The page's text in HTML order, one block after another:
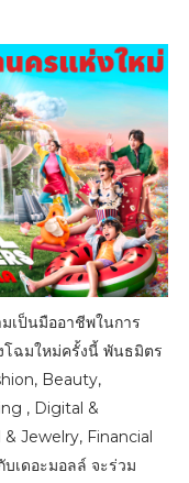
เป็นมืออาชีพในการ
ฉมใหม่ครั้งนี้ พันธมิตร
Beauty,
, Digital &
Jewelry, Financial
เดอะมอลล์ จะร่วม